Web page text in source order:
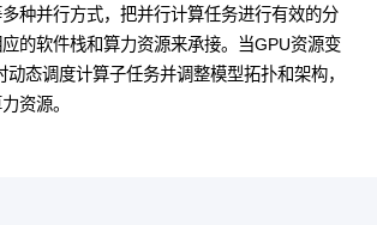
种并行方式，把并行计算任务进行有效的分
的软件栈和算力资源来承接。当GPU资源变
态调度计算子任务并调整模型拓扑和架构，
资源。